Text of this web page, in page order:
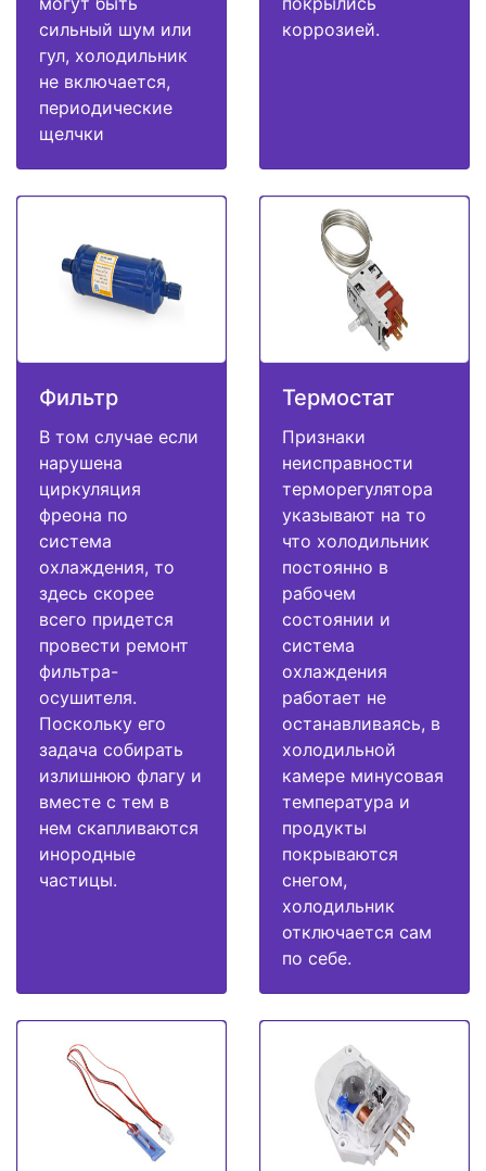
сильный шум или
гул, холодильник
не включается,
периодические
щелчки
коррозией.
Фильтр
В том случае если
нарушена
циркуляция
фреона по
система
охлаждения, то
здесь скорее
всего придется
провести ремонт
фильтра-
осушителя.
Поскольку его
задача собирать
излишнюю флагу и
вместе с тем в
нем скапливаются
инородные
частицы.
Термостат
Признаки
неисправности
терморегулятора
указывают на то
что холодильник
постоянно в
рабочем
состоянии и
система
охлаждения
работает не
останавливаясь, в
холодильной
камере минусовая
температура и
продукты
покрываются
снегом,
холодильник
отключается сам
по себе.